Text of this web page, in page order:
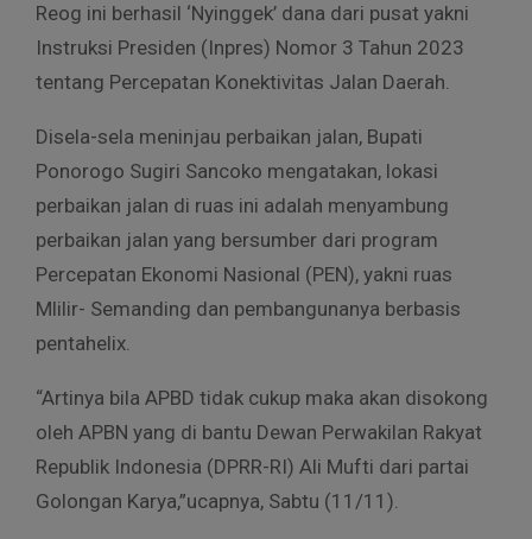
Reog ini berhasil ‘Nyinggek’ dana dari pusat yakni
Instruksi Presiden (Inpres) Nomor 3 Tahun 2023
tentang Percepatan Konektivitas Jalan Daerah.
Disela-sela meninjau perbaikan jalan, Bupati
Ponorogo Sugiri Sancoko mengatakan, lokasi
perbaikan jalan di ruas ini adalah menyambung
perbaikan jalan yang bersumber dari program
Percepatan Ekonomi Nasional (PEN), yakni ruas
Mlilir- Semanding dan pembangunanya berbasis
pentahelix.
“Artinya bila APBD tidak cukup maka akan disokong
oleh APBN yang di bantu Dewan Perwakilan Rakyat
Republik Indonesia (DPRR-RI) Ali Mufti dari partai
Golongan Karya,”ucapnya, Sabtu (11/11).